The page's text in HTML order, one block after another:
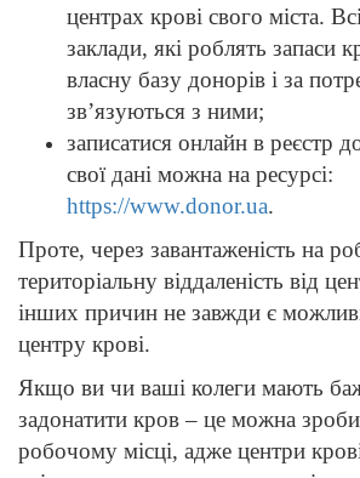
центрах крові свого міста.
заклади, які роблять запаси
власну базу донорів і за
зв’язуються з ними;
записатися онлайн в реєстр
свої дані можна на ресурсі:
https://www.donor.ua.
Проте, через завантаженість на
територіальну віддаленість від
інших причин не завжди є
центру крові.
Якщо ви чи ваші колеги мають
задонатити кров – це можна
робочому місці, адже центри